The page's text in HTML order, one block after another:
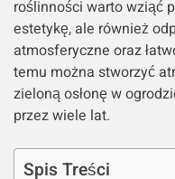
roślinności warto wziąć
estetykę, ale również
atmosferyczne oraz
temu można stworzyć
zieloną osłonę w
przez wiele lat.
Spis Treści